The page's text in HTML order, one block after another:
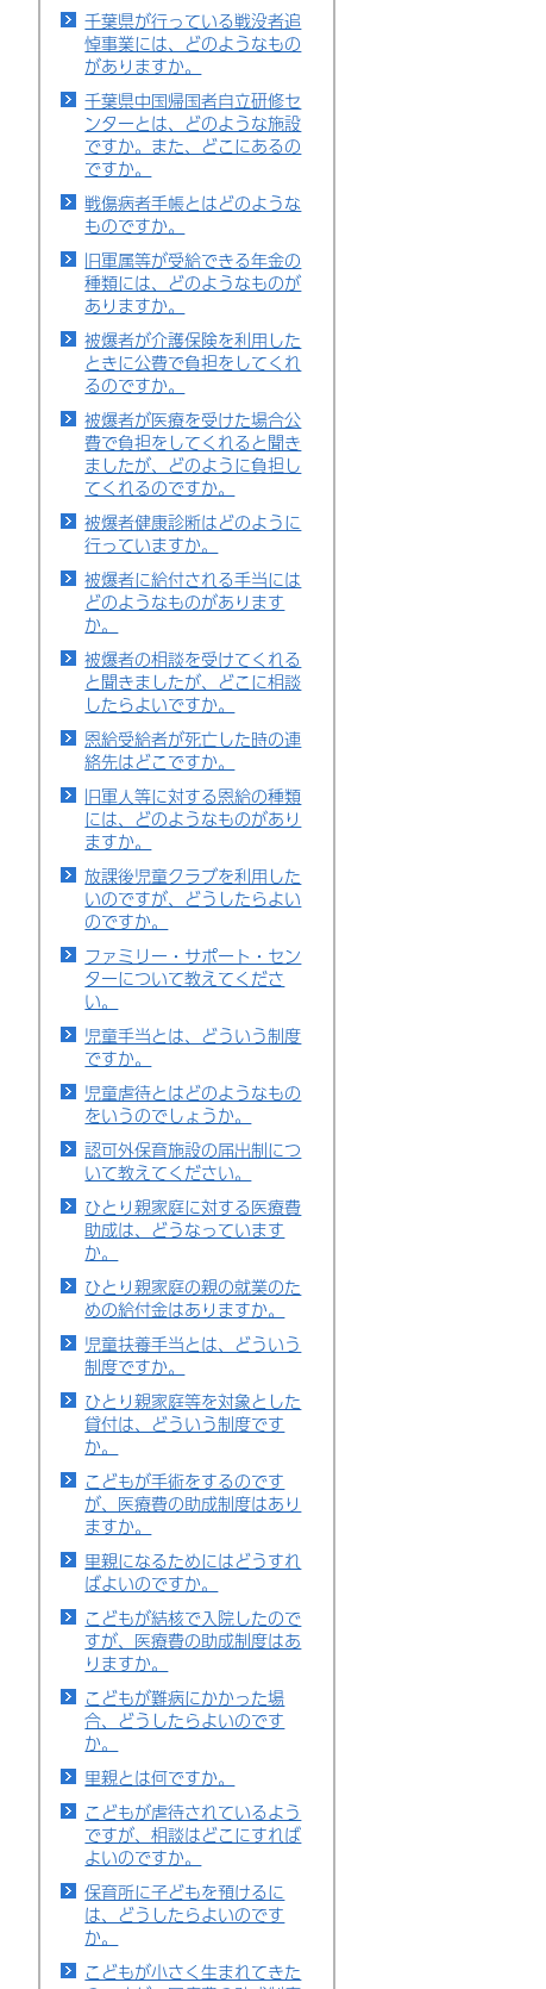
千葉県が行っている戦没者追
悼事業には、どのようなもの
がありますか。
千葉県中国帰国者自立研修セ
ンターとは、どのような施設
ですか。また、どこにあるの
ですか。
戦傷病者手帳とはどのような
ものですか。
旧軍属等が受給できる年金の
種類には、どのようなものが
ありますか。
被爆者が介護保険を利用した
ときに公費で負担をしてくれ
るのですか。
被爆者が医療を受けた場合公
費で負担をしてくれると聞き
ましたが、どのように負担し
てくれるのですか。
被爆者健康診断はどのように
行っていますか。
被爆者に給付される手当には
どのようなものがあります
か。
被爆者の相談を受けてくれる
と聞きましたが、どこに相談
したらよいですか。
恩給受給者が死亡した時の連
絡先はどこですか。
旧軍人等に対する恩給の種類
には、どのようなものがあり
ますか。
放課後児童クラブを利用した
いのですが、どうしたらよい
のですか。
ファミリー・サポート・セン
ターについて教えてくださ
い。
児童手当とは、どういう制度
ですか。
児童虐待とはどのようなもの
をいうのでしょうか。
認可外保育施設の届出制につ
いて教えてください。
ひとり親家庭に対する医療費
助成は、どうなっています
か。
ひとり親家庭の親の就業のた
めの給付金はありますか。
児童扶養手当とは、どういう
制度ですか。
ひとり親家庭等を対象とした
貸付は、どういう制度です
か。
こどもが手術をするのです
が、医療費の助成制度はあり
ますか。
里親になるためにはどうすれ
ばよいのですか。
こどもが結核で入院したので
すが、医療費の助成制度はあ
りますか。
こどもが難病にかかった場
合、どうしたらよいのです
か。
里親とは何ですか。
こどもが虐待されているよう
ですが、相談はどこにすれば
よいのですか。
保育所に子どもを預けるに
は、どうしたらよいのです
か。
こどもが小さく生まれてきた